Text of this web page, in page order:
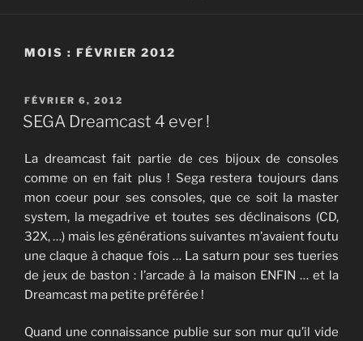
MOIS : FÉVRIER 2012
PUBLIÉ
LE
FÉVRIER 6, 2012
SEGA Dreamcast 4 ever !
La dreamcast fait partie de ces bijoux de consoles
comme on en fait plus ! Sega restera toujours dans
mon coeur pour ses consoles, que ce soit la master
system, la megadrive et toutes ses déclinaisons (CD,
32X, …) mais les générations suivantes m’avaient foutu
une claque à chaque fois … La saturn pour ses tueries
de jeux de baston : l’arcade à la maison ENFIN … et la
Dreamcast ma petite préférée !
Quand une connaissance publie sur son mur qu’il vide